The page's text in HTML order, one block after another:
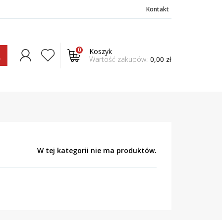
Kontakt
0
Koszyk
Wartość zakupów: 0,00 zł
W tej kategorii nie ma produktów.